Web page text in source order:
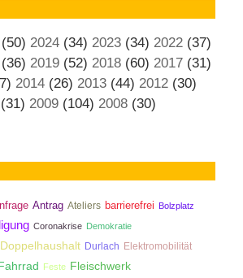
(50) 2024 (34) 2023 (34) 2022 (37)
(36) 2019 (52) 2018 (60) 2017 (31)
2014 (26) 2013 (44) 2012 (30)
(31) 2009 (104) 2008 (30)
Antrag Ateliers barrierefrei Bolzplatz
Coronakrise Demokratie
Doppelhaushalt Durlach Elektromobilität
Feste Fleischwerk